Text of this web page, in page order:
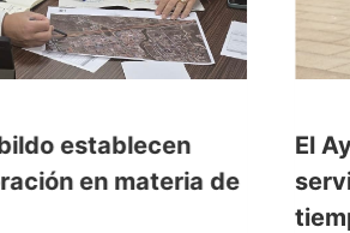
establecen
en materia de
El